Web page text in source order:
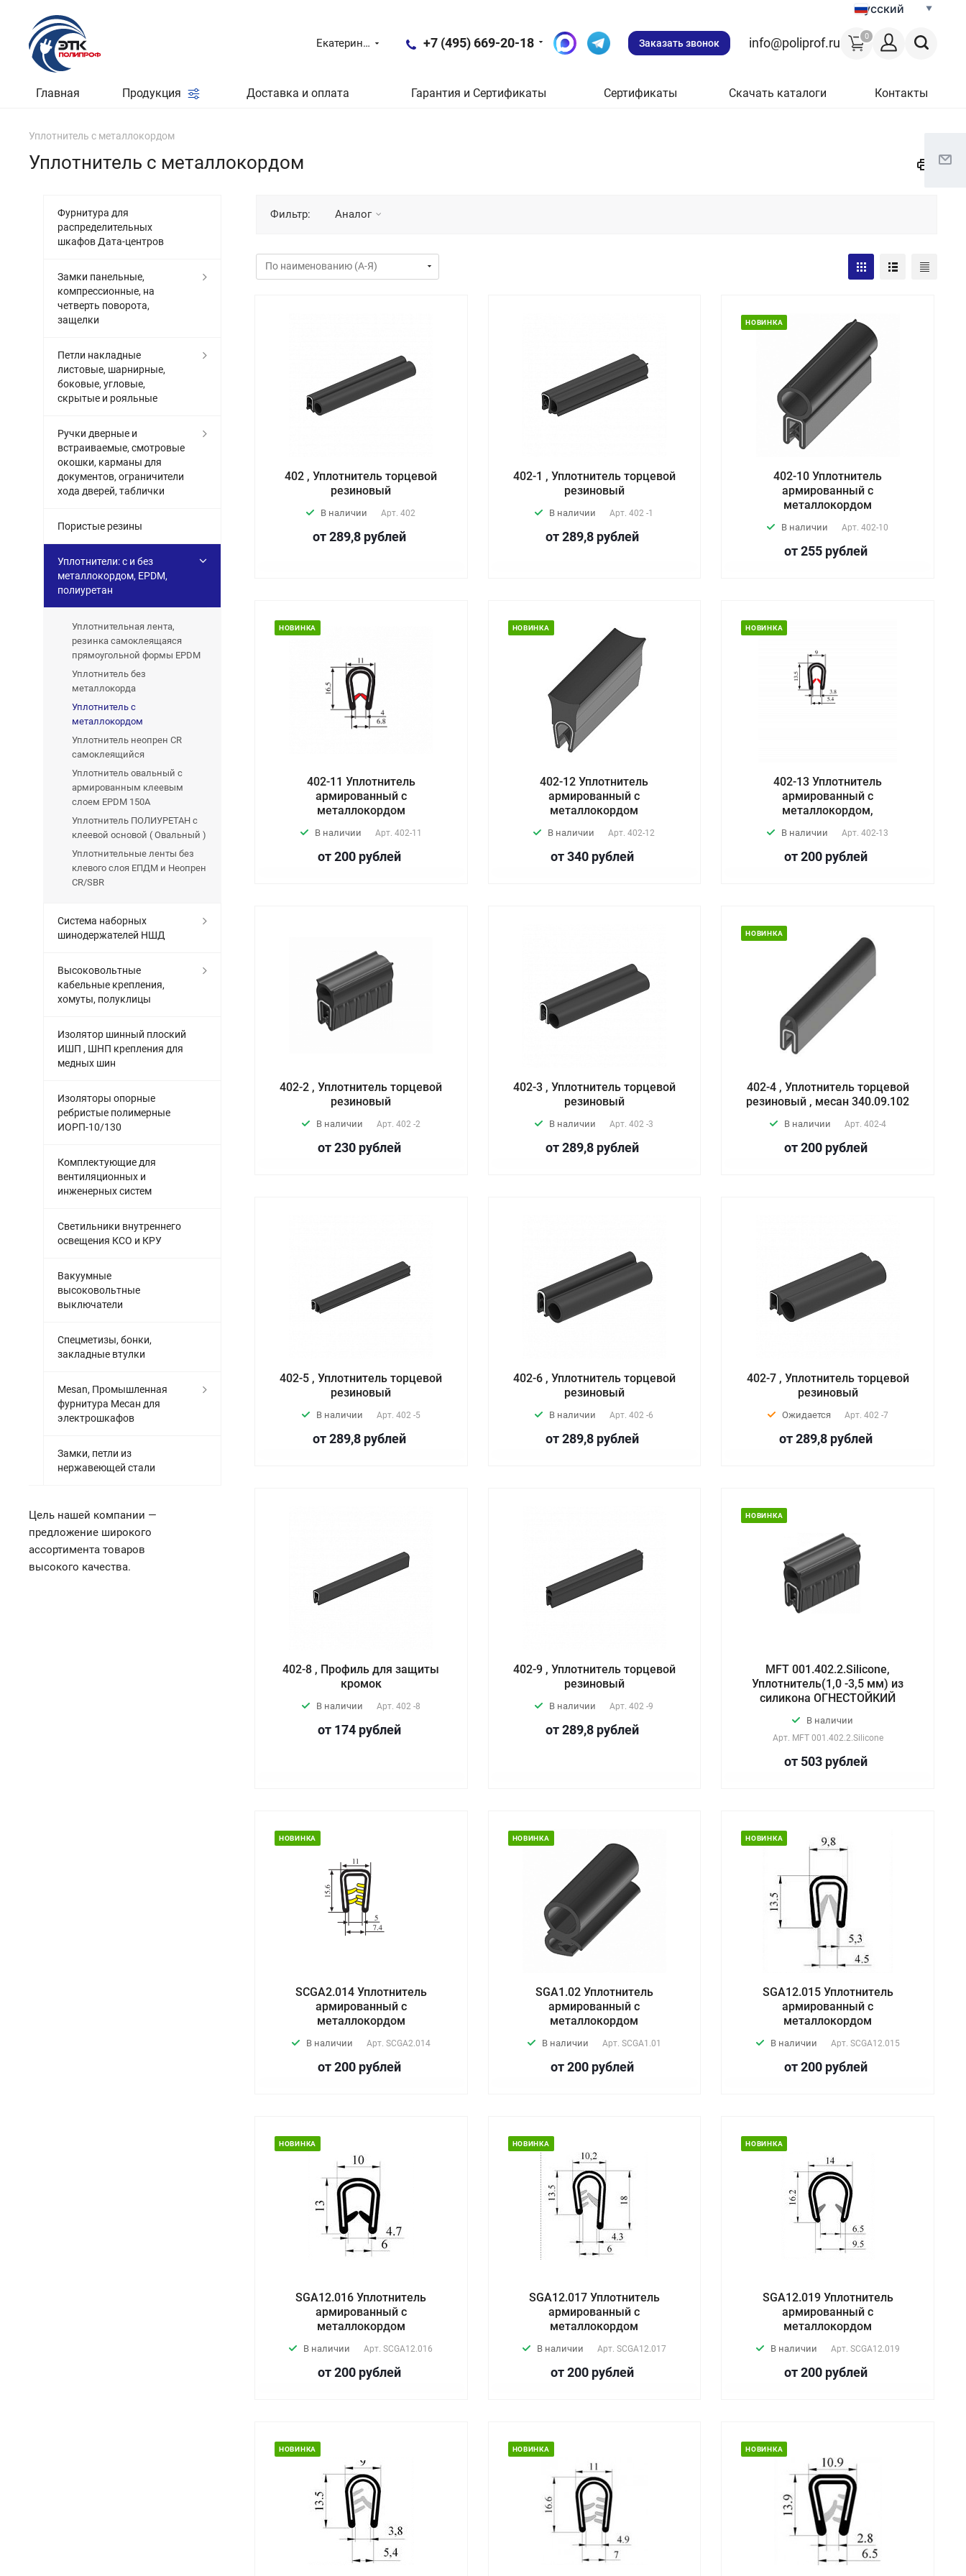
Русский
0
Екатеринбург +7 (495) 669-20-18 Заказать звонок info@poliprof.ru
Главная Продукция Доставка и оплата Гарантия и Сертификаты Сертификаты Скачать каталоги Контакты
Уплотнитель с металлокордом
Уплотнитель с металлокордом
Фильтр: Аналог
402 , Уплотнитель торцевой
резиновый
В наличии Арт.402
от 289,8 рублей
402-1 , Уплотнитель торцевой
резиновый
В наличии Арт.402 -1
от 289,8 рублей
НОВИНКА
402-10 Уплотнитель
армированный с
металлокордом
В наличии Арт.402-10
от 255 рублей
НОВИНКА
402-11 Уплотнитель
армированный с
металлокордом
В наличии Арт. 402-11
от 200 рублей
НОВИНКА
402-12 Уплотнитель
армированный с
металлокордом
В наличии Арт.402-12
от 340 рублей
НОВИНКА
402-13 Уплотнитель
армированный с
металлокордом,
В наличии Арт.402-13
от 200 рублей
402-2 , Уплотнитель торцевой
резиновый
В наличии Арт. 402 -2
от 230 рублей
402-3 , Уплотнитель торцевой
резиновый
В наличии Арт.402 -3
от 289,8 рублей
НОВИНКА
402-4 , Уплотнитель торцевой
резиновый , месан 340.09.102
В наличии Арт. 402-4
от 200 рублей
402-5 , Уплотнитель торцевой
резиновый
В наличии Арт. 402 -5
от 289,8 рублей
402-6 , Уплотнитель торцевой
резиновый
В наличии Арт.402 -6
от 289,8 рублей
402-7 , Уплотнитель торцевой
резиновый
Ожидается Арт. 402 -7
от 289,8 рублей
402-8 , Профиль для защиты
кромок
В наличии Арт. 402 -8
от 174 рублей
402-9 , Уплотнитель торцевой
резиновый
В наличии Арт.402 -9
от 289,8 рублей
НОВИНКА
MFT 001.402.2.Silicone,
Уплотнитель(1,0 -3,5 мм) из
силикона ОГНЕСТОЙКИЙ
В наличии
Арт. MFT 001.402.2.Silicone
от 503 рублей
НОВИНКА
SCGA2.014 Уплотнитель
армированный с
металлокордом
В наличии Арт. SCGA2.014
от 200 рублей
НОВИНКА
SGA1.02 Уплотнитель
армированный с
металлокордом
В наличии Арт. SCGA1.01
от 200 рублей
НОВИНКА
SGA12.015 Уплотнитель
армированный с
металлокордом
В наличии Арт. SCGA12.015
от 200 рублей
НОВИНКА
SGA12.016 Уплотнитель
армированный с
металлокордом
В наличии Арт.SCGA12.016
от 200 рублей
НОВИНКА
SGA12.017 Уплотнитель
армированный с
металлокордом
В наличии Арт. SCGA12.017
от 200 рублей
НОВИНКА
SGA12.019 Уплотнитель
армированный с
металлокордом
В наличии Арт. SCGA12.019
от 200 рублей
НОВИНКА НОВИНКА НОВИНКА
Фурнитура для
распределительных
шкафов Дата-центров
Замки панельные,
компрессионные, на
четверть поворота,
защелки
Петли накладные
листовые, шарнирные,
боковые, угловые,
скрытые и рояльные
Ручки дверные и
встраиваемые, смотровые
окошки, карманы для
документов, ограничители
хода дверей, таблички
Пористые резины
Уплотнители: с и без
металлокордом, EPDM,
полиуретан
Уплотнительная лента,
резинка самоклеящаяся
прямоугольной формы EPDM
Уплотнитель без
металлокорда
Уплотнитель с
металлокордом
Уплотнитель неопрен CR
самоклеящийся
Уплотнитель овальный с
армированным клеевым
слоем EPDM 150A
Уплотнитель ПОЛИУРЕТАН с
клеевой основой ( Овальный )
Уплотнительные ленты без
клевого слоя ЕПДМ и Неопрен
CR/SBR
Система наборных
шинодержателей НШД
Высоковольтные
кабельные крепления,
хомуты, полуклицы
Изолятор шинный плоский
ИШП , ШНП крепления для
медных шин
Изоляторы опорные
ребристые полимерные
ИОРП-10/130
Комплектующие для
вентиляционных и
инженерных систем
Светильники внутреннего
освещения КСО и КРУ
Вакуумные
высоковольтные
выключатели
Спецметизы, бонки,
закладные втулки
Mesan, Промышленная
фурнитура Месан для
электрошкафов
Замки, петли из
нержавеющей стали
Цель нашей компании —
предложение широкого
ассортимента товаров
высокого качества.